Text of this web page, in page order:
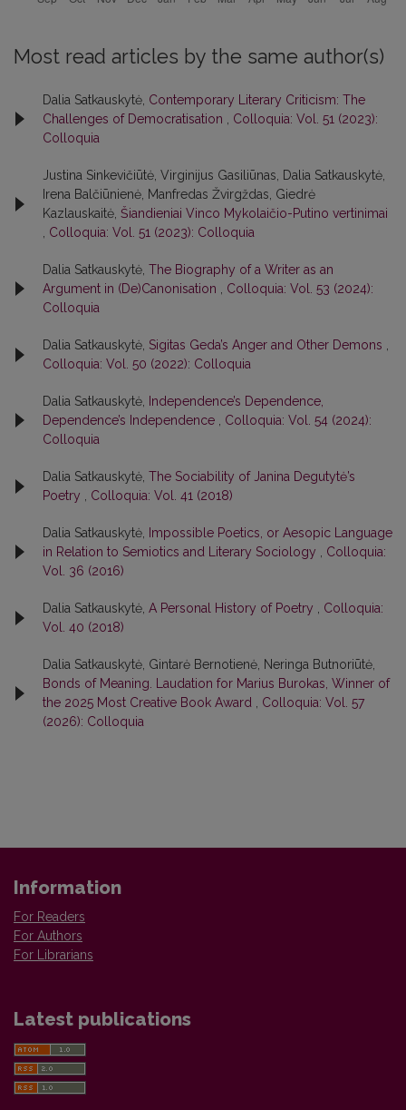
Most read articles by the same author(s)
Dalia Satkauskytė, Contemporary Literary Criticism: The
Challenges of Democratisation
Colloquia: Vol. 51 (2023):
Colloquia
Justina Sinkevičiūtė, Virginijus Gasiliūnas, Dalia Satkauskytė,
Irena Balčiūnienė, Manfredas Žvirgždas, Giedrė
Kazlauskaitė, Šiandieniai Vinco Mykolaičio-Putino vertinimai
Colloquia: Vol. 51 (2023): Colloquia
Dalia Satkauskytė, The Biography of a Writer as an
Argument in (De)Canonisation
Colloquia: Vol. 53 (2024):
Colloquia
Dalia Satkauskytė, Sigitas Geda’s Anger and Other Demons
Colloquia: Vol. 50 (2022): Colloquia
Dalia Satkauskytė,
Independence’s Dependence,
Dependence’s Independence
Colloquia: Vol. 54 (2024):
Colloquia
Dalia Satkauskytė, The Sociability of Janina Degutytė’s
Poetry
Colloquia: Vol. 41 (2018)
Dalia Satkauskytė,
Impossible Poetics, or Aesopic Language
in Relation to Semiotics and Literary Sociology
Colloquia:
Vol. 36 (2016)
Dalia Satkauskytė, A Personal History of Poetry
Colloquia:
Vol. 40 (2018)
Dalia Satkauskytė, Gintarė Bernotienė, Neringa Butnoriūtė,
Bonds of Meaning. Laudation for Marius Burokas, Winner of
the 2025 Most Creative Book Award
Colloquia: Vol. 57
(2026): Colloquia
Information
For Readers
For Authors
For Librarians
Latest publications